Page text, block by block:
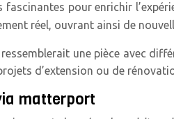
pour enrichir
réel, ouvrant ainsi de
une pièce avec
d’extension ou de
matterport